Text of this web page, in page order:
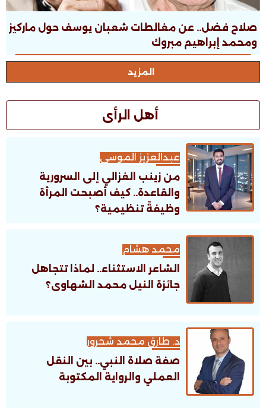
صلاح فضل.. عن مغالطات شعبان يوسف حول ماركيز
ومحمد إبراهيم مبروك
المزيد
أهل الرأى
عبدالعزيز الموسى
من زينب الغزالي إلى السرورية
والقاعدة.. كيف أصبحت المرأة
وظيفةً تنظيمية؟
محمد هشام
الشاعر الاستثناء.. لماذا تتجاهل
جائزة النيل محمد الشهاوى؟
د. طارق محمد شحرور
صفة صلاة النبي.. بين النقل
العملي والرواية المكتوبة